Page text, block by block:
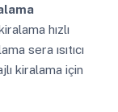
hızlı
sera ısıtıcı
kiralama için